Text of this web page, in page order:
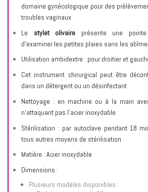
domaine gynécologique pour des
troubles vaginaux
Le stylet olivaire présente une
d'examiner les petites plaies sans les
Utilisation ambidextre : pour droitier et
Cet instrument chirurgical peut être
dans un détergent ou un désinfectant
Nettoyage : en machine ou à la main
n’attaquant pas l’acier inoxydable
Stérilisation : par autoclave pendant 18
tous autres moyens de stérilisation
Matière : Acier inoxydable
Dimensions :
Plusieurs modèles disponibles :